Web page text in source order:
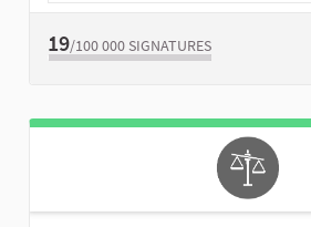
19/100 000 SIGNATURES